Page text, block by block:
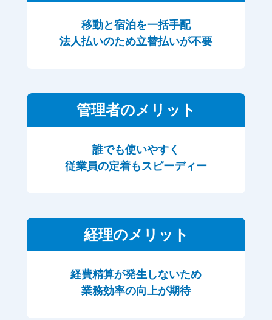
移動と宿泊を一括手配
法人払いのため立替払いが不要
管理者のメリット
誰でも使いやすく
従業員の定着もスピーディー
経理のメリット
経費精算が発生しないため
業務効率の向上が期待